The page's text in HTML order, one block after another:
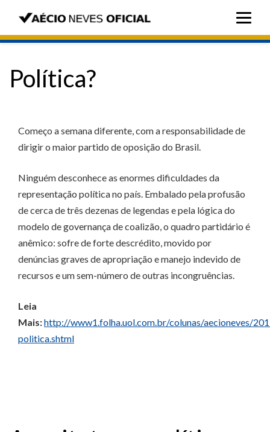
Política?
Começo a semana diferente, com a responsabilidade de
dirigir o maior partido de oposição do Brasil.
Ninguém desconhece as enormes dificuldades da
representação política no país. Embalado pela profusão
de cerca de três dezenas de legendas e pela lógica do
modelo de governança de coalizão, o quadro partidário é
anêmico: sofre de forte descrédito, movido por
denúncias graves de apropriação e manejo indevido de
recursos e um sem-número de outras incongruências.
Leia
Mais:http://www1.folha.uol.com.br/colunas/aecioneves/
politica.shtml